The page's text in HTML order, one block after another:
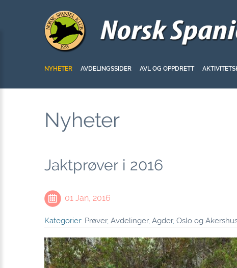
NYHETER AVDELINGSSIDER AVL OG OPPDRETT
Nyheter
Jaktprøver i 2016
01 Jan, 2016
Kategorier: Prøver, Avdelinger, Agder, Oslo og